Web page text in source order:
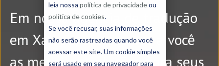
leia nossa política de privacidadeou
política de cookies.
Se você recusar, suas informações
não serão rastreadas quando você
acessar este site. Um cookie simples
será usado em seu navegador para
Em nossa agência de tradução
em Xalapa, oferecemos a você
as melhores soluções para seus